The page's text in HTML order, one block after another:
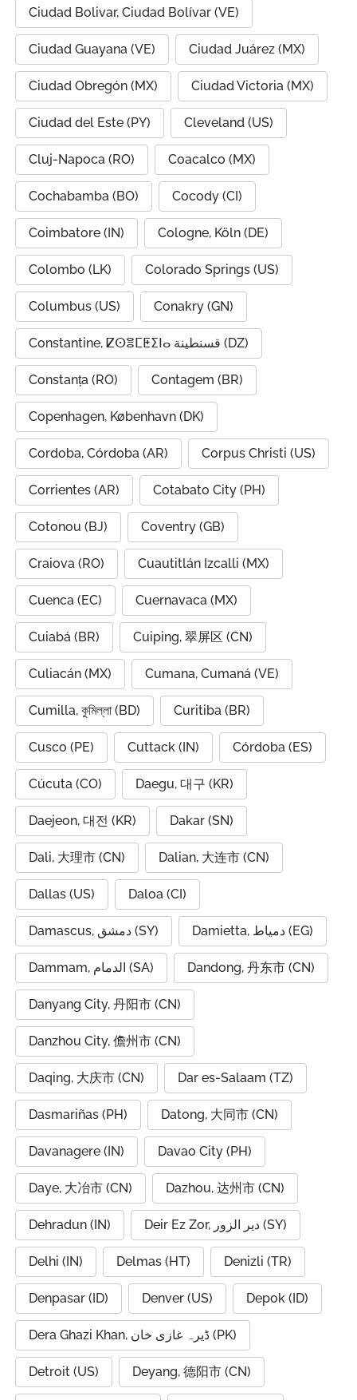
Ciudad Bolivar, Ciudad Bolívar (VE)
Ciudad Guayana (VE) Ciudad Juárez (MX)
Ciudad Obregón (MX) Ciudad Victoria (MX)
Ciudad del Este (PY) Cleveland (US)
Cluj-Napoca (RO) Coacalco (MX)
Cochabamba (BO) Cocody (CI)
Coimbatore (IN) Cologne, Köln (DE)
Colombo (LK) Colorado Springs (US)
Columbus (US) Conakry (GN)
Constantine, ⵇⵙⴻⵎⵟⵉⵏⴰ قسنطينة (DZ)
Constanța (RO) Contagem (BR)
Copenhagen, København (DK)
Cordoba, Córdoba (AR) Corpus Christi (US)
Corrientes (AR) Cotabato City (PH)
Cotonou (BJ) Coventry (GB)
Craiova (RO) Cuautitlán Izcalli (MX)
Cuenca (EC) Cuernavaca (MX)
Cuiabá (BR) Cuiping, 翠屏区 (CN)
Culiacán (MX) Cumana, Cumaná (VE)
Cumilla, কুমিল্লা (BD) Curitiba (BR)
Cusco (PE) Cuttack (IN) Córdoba (ES)
Cúcuta (CO) Daegu, 대구 (KR)
Daejeon, 대전 (KR) Dakar (SN)
Dali, 大理市 (CN) Dalian, 大连市 (CN)
Dallas (US) Daloa (CI)
Damascus, دمشق (SY) Damietta, دمياط (EG)
Dammam, الدمام (SA) Dandong, 丹东市 (CN)
Danyang City, 丹阳市 (CN)
Danzhou City, 儋州市 (CN)
Daqing, 大庆市 (CN) Dar es-Salaam (TZ)
Dasmariñas (PH) Datong, 大同市 (CN)
Davanagere (IN) Davao City (PH)
Daye, 大冶市 (CN) Dazhou, 达州市 (CN)
Dehradun (IN) Deir Ez Zor, دير الزور (SY)
Delhi (IN) Delmas (HT) Denizli (TR)
Denpasar (ID) Denver (US) Depok (ID)
Dera Ghazi Khan, ڈیرہ غازی خان (PK)
Detroit (US) Deyang, 德阳市 (CN)